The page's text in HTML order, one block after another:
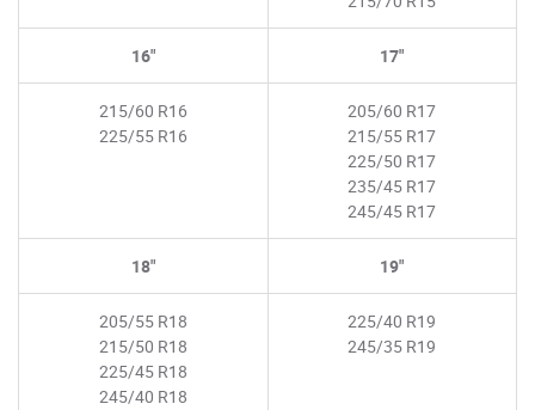
16"
215/60 R16
225/55 R16
17"
205/60 R17
215/55 R17
225/50 R17
235/45 R17
245/45 R17
18"
205/55 R18
215/50 R18
225/45 R18
245/40 R18
19"
225/40 R19
245/35 R19